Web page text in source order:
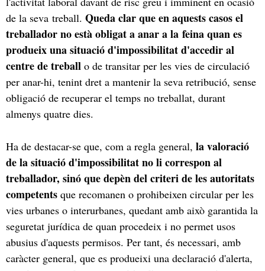
de la seva treball. Queda clar que en aquests casos el
treballador no està obligat a anar a la feina quan es
produeix una situació d'impossibilitat d'accedir al
centre de treball o de transitar per les vies de circulació
per anar-hi, tenint dret a mantenir la seva retribució, sense
obligació de recuperar el temps no treballat, durant
almenys quatre dies.
Ha de destacar-se que, com a regla general, la valoració
de la situació d'impossibilitat no li correspon al
treballador, sinó que depèn del criteri de les autoritats
competents que recomanen o prohibeixen circular per les
vies urbanes o interurbanes, quedant amb això garantida la
seguretat jurídica de quan procedeix i no permet usos
abusius d'aquests permisos. Per tant, és necessari, amb
caràcter general, que es produeixi una declaració d'alerta,